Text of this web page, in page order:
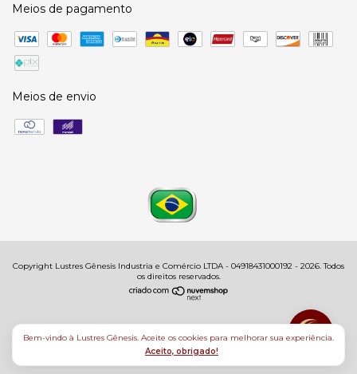
Bem-vindo à Lustres Gênesis. Aceite os cookies para melhorar sua experiência.
Aceito, obrigado!
Meios de pagamento
Meios de envio
Copyright Lustres Gênesis Industria e Comércio LTDA - 04918431000192 - 2026. Todos
os direitos reservados.